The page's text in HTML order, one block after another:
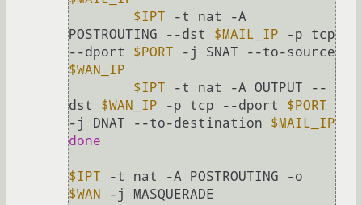
$IPT -t nat -A
POSTROUTING --dst $MAIL_IP -p tcp
--dport $PORT
-j SNAT --to-source
$WAN_IP
$IPT -t nat -A OUTPUT --
dst $WAN_IP -p tcp --dport $PORT
-j DNAT --to-destination $MAIL_IP
done
$IPT
$WAN
-j MASQUERADE